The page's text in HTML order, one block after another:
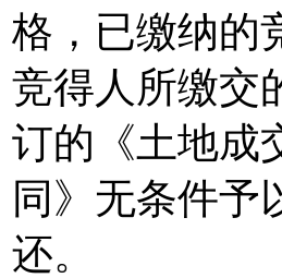
格，已缴纳的
竞得人所缴交
订的《土地成
同》无条件予
还。